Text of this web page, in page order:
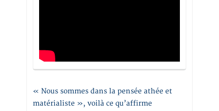
« Nous sommes dans la pensée athée et
matérialiste », voilà ce qu’affirme